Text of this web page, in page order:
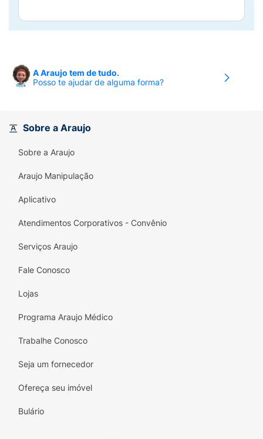
A Araujo tem de tudo.
Posso te ajudar de alguma forma?
Sobre a Araujo
Sobre a Araujo
Araujo Manipulação
Aplicativo
Atendimentos Corporativos - Convênio
Serviços Araujo
Fale Conosco
Lojas
Programa Araujo Médico
Trabalhe Conosco
Seja um fornecedor
Ofereça seu imóvel
Bulário